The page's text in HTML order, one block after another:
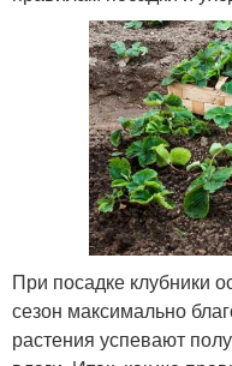
При посадке клубники
сезон максимально
растения успевают